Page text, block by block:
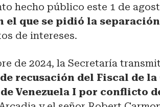
hecho público este 1 de
el que se pidió la
de intereses.
de 2024, la Secretaría
recusación del Fiscal de
Venezuela I por conflicto